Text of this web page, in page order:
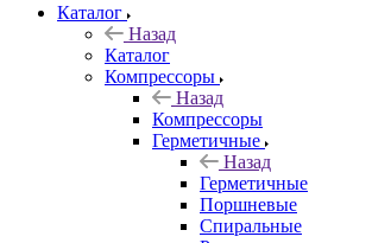
Каталог
Назад
Каталог
Компрессоры
Назад
Компрессоры
Герметичные
Назад
Герметичные
Поршневые
Спиральные